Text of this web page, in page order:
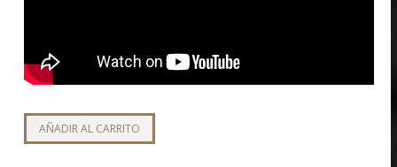
AÑADIR AL CARRITO